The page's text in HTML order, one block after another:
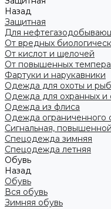
Назад
Защитная
Для
От вредных
От кислот и щелочей
От повышенных
Фартуки и нарукавники
Одежда для охоты и
Одежда для охранных и
Одежда из флиса
Одежда ограниченного
Сигнальная,
Спецодежда зимняя
Спецодежда летняя
Обувь
Назад
Обувь
Вся обувь
Зимняя обувь